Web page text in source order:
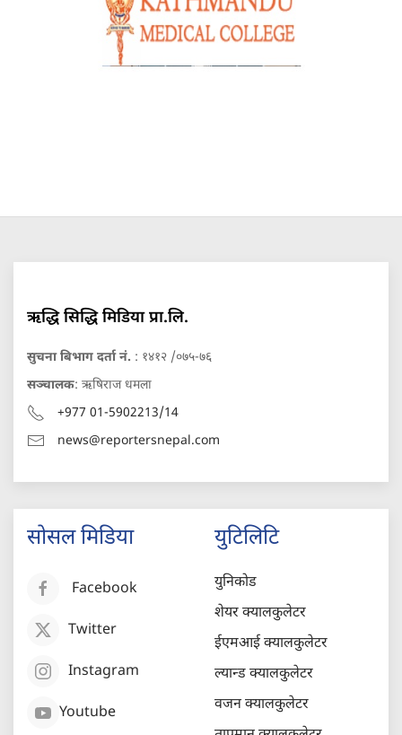
ऋद्धि सिद्धि मिडिया प्रा.लि.
सुचना बिभाग दर्ता नं. : १४१२ /०७५-७६
सञ्चालक: ऋषिराज धमला
+977 01-5902213/14
news@reportersnepal.com
सोसल मिडिया
Facebook
Twitter
Instagram
Youtube
युटिलिटि
युनिकोड
शेयर क्यालकुलेटर
ईएमआई क्यालकुलेटर
ल्यान्ड क्यालकुलेटर
वजन क्यालकुलेटर